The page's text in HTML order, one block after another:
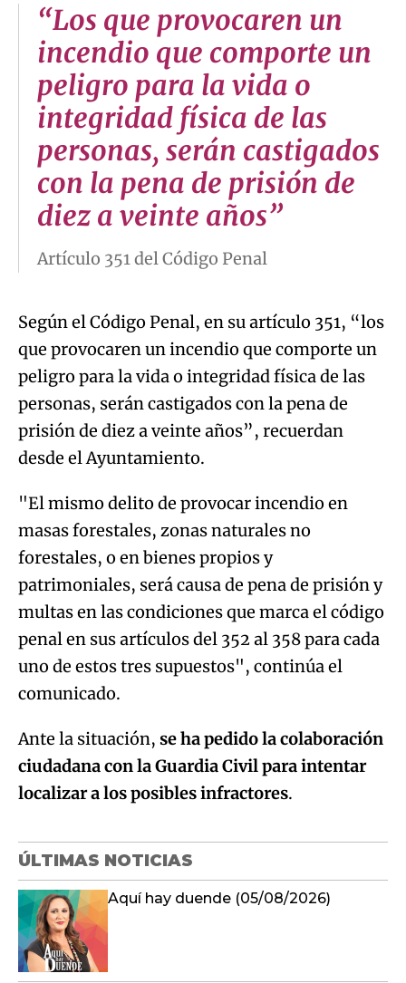
“Los que provocaren un
incendio que comporte un
peligro para la vida o
integridad física de las
personas, serán castigados
con la pena de prisión de
diez a veinte años”
Artículo 351 del Código Penal
Según el Código Penal, en su artículo 351, “los
que provocaren un incendio que comporte un
peligro para la vida o integridad física de las
personas, serán castigados con la pena de
prisión de diez a veinte años”, recuerdan
desde el Ayuntamiento.
"El mismo delito de provocar incendio en
masas forestales, zonas naturales no
forestales, o en bienes propios y
patrimoniales, será causa de pena de prisión y
multas en las condiciones que marca el código
penal en sus artículos del 352 al 358 para cada
uno de estos tres supuestos", continúa el
comunicado.
Ante la situación, se ha pedido la colaboración
ciudadana con la Guardia Civil para intentar
localizar a los posibles infractores.
ÚLTIMAS NOTICIAS
Aquí hay duende (05/08/2026)